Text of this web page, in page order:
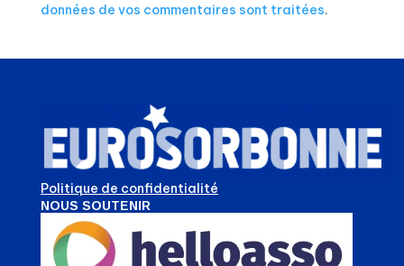
données de vos commentaires sont traitées.
Politique de confidentialité
NOUS SOUTENIR